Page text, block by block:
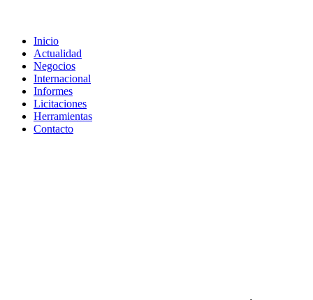
Inicio
Actualidad
Negocios
Internacional
Informes
Licitaciones
Herramientas
Contacto